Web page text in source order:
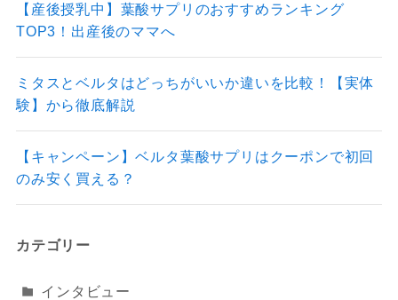
【産後授乳中】葉酸サプリのおすすめランキング
TOP3！出産後のママへ
ミタスとベルタはどっちがいいか違いを比較！【実体
験】から徹底解説
【キャンペーン】ベルタ葉酸サプリはクーポンで初回
のみ安く買える？
カテゴリー
インタビュー